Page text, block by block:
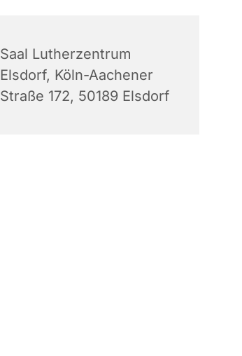
Saal Lutherzentrum
Elsdorf, Köln-Aachener
Straße 172, 50189 Elsdorf